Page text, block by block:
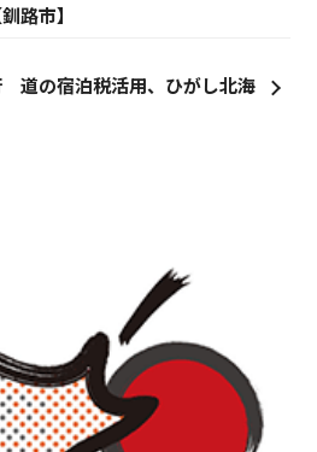
路市】
道の宿泊税活用、ひがし北海